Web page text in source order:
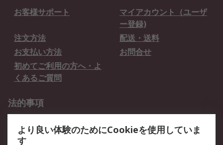
お客様サポート
マイアカウント（ユーザ
ー登録)
注文方法
配送・送料
お支払い方法
お問合せ
初めてご利用の方へ・よ
くあるご質問
法的事項
クッキーポリシー
より良い体験のためにCookieを使用していま
す